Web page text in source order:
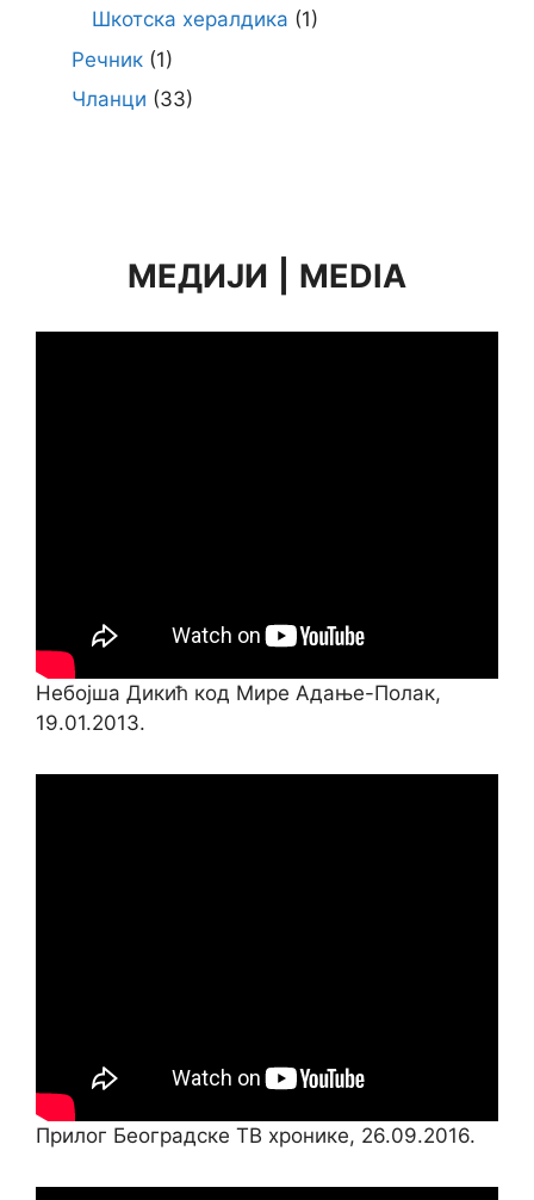
Шкотска хералдика (1)
Речник (1)
Чланци (33)
МЕДИЈИ MEDIA
Небојша Дикић код Мире Адање-Полак,
19.01.2013.
Прилог Београдске ТВ хронике, 26.09.2016.